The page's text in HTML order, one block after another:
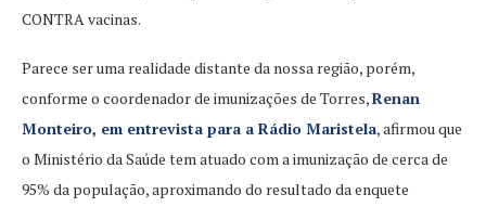
CONTRA vacinas.
Parece ser uma realidade distante da nossa região, porém,
conforme o coordenador de imunizações de Torres,Renan
Monteiro, em entrevista para a Rádio Maristela, afirmou que
o Ministério da Saúde tem atuado com a imunização de cerca de
95% da população, aproximando do resultado da enquete